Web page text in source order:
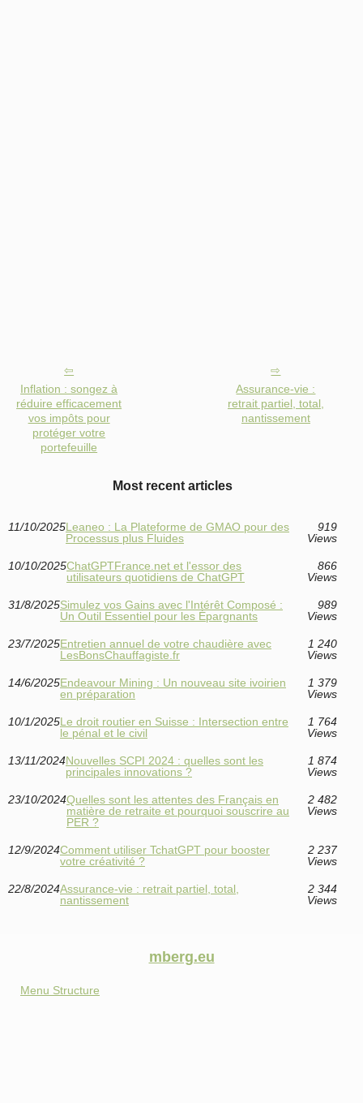
Inflation : songez à
réduire efficacement
vos impôts pour
protéger votre
portefeuille
Assurance-vie :
retrait partiel, total,
nantissement
Most recent articles
11/10/2025Leaneo : La Plateforme de GMAO pour des
Processus plus Fluides
919
Views
10/10/2025ChatGPTFrance.net et l'essor des
utilisateurs quotidiens de ChatGPT
866
Views
31/8/2025Simulez vos Gains avec l'Intérêt Composé :
Un Outil Essentiel pour les Épargnants
989
Views
23/7/2025Entretien annuel de votre chaudière avec
LesBonsChauffagiste.fr
1 240
Views
14/6/2025Endeavour Mining : Un nouveau site ivoirien
en préparation
1 379
Views
10/1/2025Le droit routier en Suisse : Intersection entre
le pénal et le civil
1 764
Views
13/11/2024Nouvelles SCPI 2024 : quelles sont les
principales innovations ?
1 874
Views
23/10/2024Quelles sont les attentes des Français en
matière de retraite et pourquoi souscrire au
PER ?
2 482
Views
12/9/2024Comment utiliser TchatGPT pour booster
votre créativité ?
2 237
Views
22/8/2024Assurance-vie : retrait partiel, total,
nantissement
2 344
Views
mberg.eu
Menu Structure